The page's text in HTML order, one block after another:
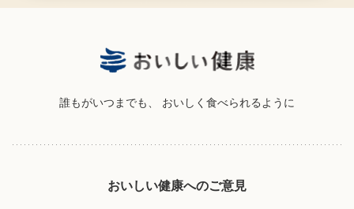
誰もがいつまでも、 おいしく食べられるように
おいしい健康へのご意見